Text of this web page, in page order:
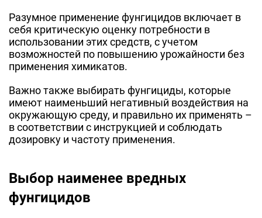
Разумное применение фунгицидов включает в
себя критическую оценку потребности в
использовании этих средств, с учетом
возможностей по повышению урожайности без
применения химикатов.
Важно также выбирать фунгициды, которые
имеют наименьший негативный воздействия на
окружающую среду, и правильно их применять –
в соответствии с инструкцией и соблюдать
дозировку и частоту применения.
Выбор наименее вредных
фунгицидов